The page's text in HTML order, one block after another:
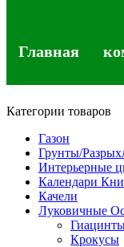
Главная
Категории товаров
Газон
Грунты/
Интерьерные
Календари
Качели
Луковичные
Крокусы